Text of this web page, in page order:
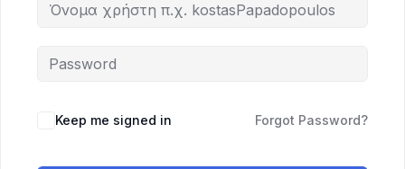
Keep me signed in Forgot Password?